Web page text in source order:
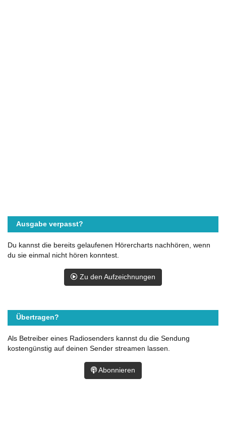
Ausgabe verpasst?
Du kannst die bereits gelaufenen Hörercharts nachhören, wenn
du sie einmal nicht hören konntest.
Zu den Aufzeichnungen
Übertragen?
Als Betreiber eines Radiosenders kannst du die Sendung
kostengünstig auf deinen Sender streamen lassen.
Abonnieren